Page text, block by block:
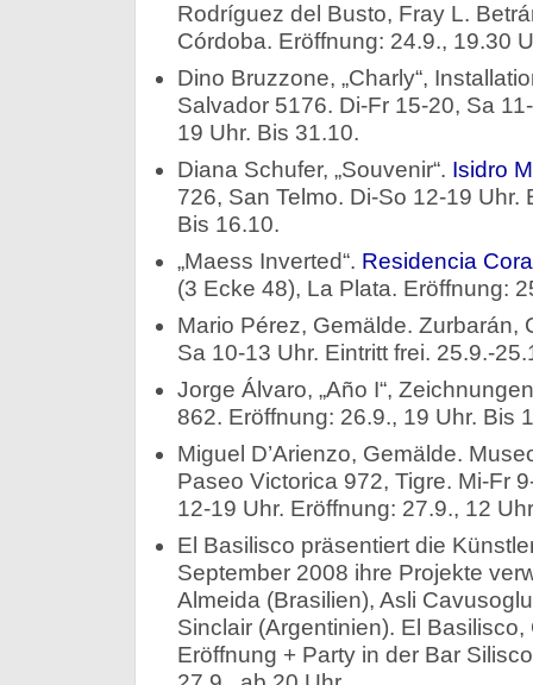
Rodríguez del Busto, Fray L.
Córdoba. Eröffnung: 24.9., 19.30
Dino Bruzzone, „Charly“,
Salvador 5176. Di-Fr 15-20, Sa
19 Uhr. Bis 31.10.
Diana Schufer, „Souvenir“. Isidro
726, San Telmo. Di-So 12-19 Uhr.
Bis 16.10.
„Maess Inverted“. Residencia
(3 Ecke 48), La Plata. Eröffnung:
Mario Pérez, Gemälde. Zurbarán,
Sa 10-13 Uhr. Eintritt frei. 25.9.-
Jorge Álvaro, „Año I“,
862. Eröffnung: 26.9., 19 Uhr. Bis
Miguel D’Arienzo, Gemälde.
Paseo Victorica 972, Tigre. Mi-Fr
12-19 Uhr. Eröffnung: 27.9., 12
El Basilisco präsentiert die
September 2008 ihre Projekte
Almeida (Brasilien), Asli
Sinclair (Argentinien). El
Eröffnung + Party in der Bar